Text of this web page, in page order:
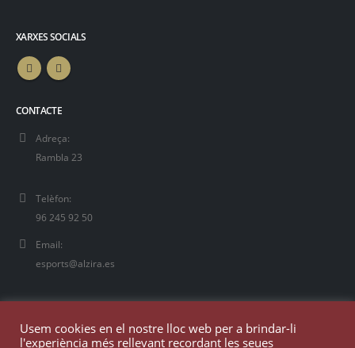
XARXES SOCIALS
CONTACTE
Adreça:
Rambla 23
Telèfon:
96 245 92 50
Email:
esports@alzira.es
Usem cookies en el nostre lloc web per a brindar-li
l'experiència més rellevant recordant les seues